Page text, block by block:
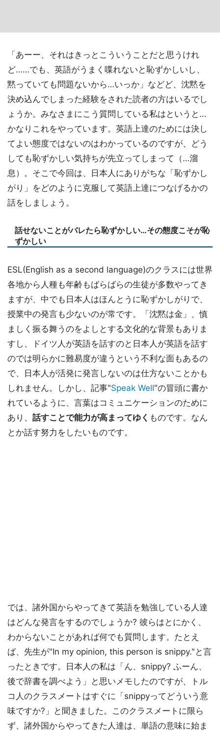
「あーー、それはきっとこういうことだと思うけれ
ど……でも、英語がうまく喋れないと恥ずかしいし、
黙っていても問題ないから…いっか」などど、沈黙を
決め込んでしまった経験をされた読者の方はいるでし
ょうか。みなさまにこう質問している私はというと…
かなりこれをやっています。英語上達のためには決し
てよい態度ではないのはわかっているのですが、どう
しても恥ずかしい気持ちが先立ってしまって（…溜
息）。そこで今回は、日本人にありがちな「恥ずかし
がり」をどのように克服して英語上達につなげるかの
話をしましょう。
話せないことがバレたら恥ずかしい…その態度こそが恥
ずかしい
ESL(English as a second language)のクラスには世界
各地から人種も年齢もばらばらの生徒が多数やってき
ますが、中でも日本人はほんとうに恥ずかしがりで、
授業中の発言も少ないのが常です。「沈黙は金」、慎
ましく振る舞うのをよしとする文化的な背景もありま
すし、ドイツ人が英語を話すのと日本人が英語を話す
のでは明らかに難易度が違うという不利な面もあるの
で、日本人が活発に発言しないのは仕方ないことかも
しれません。しかし、記事"Speak Well"の冒頭に書か
れているように、言葉はコミュニケーションのために
あり、 話すことで能力が高まってゆく ものです。なん
とか話す努力をしたいものです。
では、諸外国からやってきて英語を勉強している人達
はどんな発言をするのでしょうか? 彼らはとにかく、
わからないことがあれば何でも質問します。たとえ
ば、先生が"In my opinion, this person is snippy."と言
ったときです。日本人の私は「ん、snippy? ふーん、
後で辞書を調べよう」と思いメモしたのですが、トル
コ人のクラスメートはすぐに「snippyってどういう意
味ですか?」と聞きました。このクラスメートに限ら
ず、諸外国からやってきた人達は、単語の意味に始ま